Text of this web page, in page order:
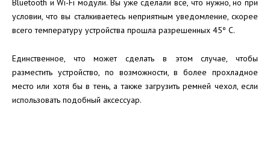
Bluetooth и Wi-Fi модули. Вы уже сделали все, что нужно, но при
условии, что вы сталкиваетесь неприятным уведомление, скорее
всего температуру устройства прошла разрешенных 45º C.
Единственное, что может сделать в этом случае, чтобы
разместить устройство, по возможности, в более прохладное
место или хотя бы в тень, а также загрузить ремней чехол, если
использовать подобный аксессуар.